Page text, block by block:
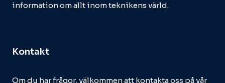
information om allt inom teknikens värld.
Kontakt
Om du har frågor, välkommen att kontakta oss på vår